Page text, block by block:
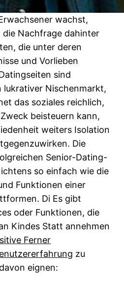
wachst,
Nachfrage dahinter
die unter deren
und Vorlieben
sind
lukrativer Nischenmarkt,
das soziales reichlich,
beisteuern kann,
weiters Isolation
Die
Senior-Dating-
so einfach wie die
Funktionen einer
Di Es gibt
oder Funktionen, die
Kindes Statt annehmen
Ferner
zu
eignen: